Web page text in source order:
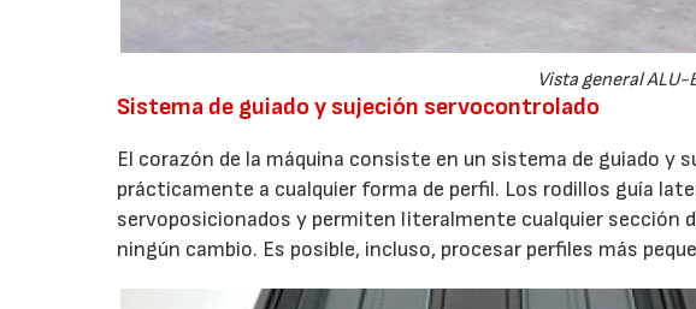
Vista general ALU-
Sistema de guiado y sujeción servocontrolado
El corazón de la máquina consiste en un sistema de guiado y
prácticamente a cualquier forma de perfil. Los rodillos guía
servoposicionados y permiten literalmente cualquier sección
ningún cambio. Es posible, incluso, procesar perfiles más